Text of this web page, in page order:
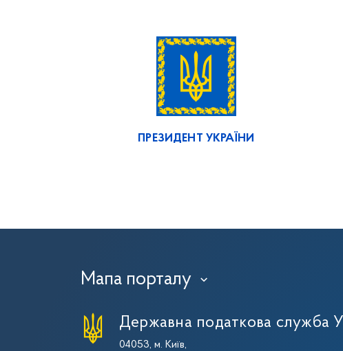
ПРЕЗИДЕНТ УКРАЇНИ
Мапа порталу ›
Державна податкова служба
04053, м. Київ,